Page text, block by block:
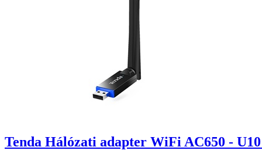
Tenda Hálózati adapter WiFi AC650 -